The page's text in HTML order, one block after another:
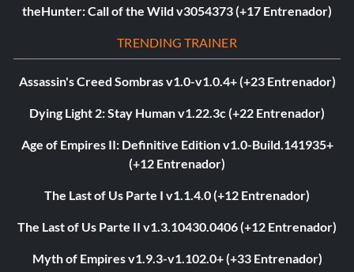
theHunter: Call of the Wild v3054373 (+17 Entrenador)
TRENDING TRAINER
Assassin's Creed Sombras v1.0-v1.0.4+ (+23 Entrenador)
Dying Light 2: Stay Human v1.22.3c (+22 Entrenador)
Age of Empires II: Definitive Edition v1.0-Build.141935+
(+12 Entrenador)
The Last of Us Parte I v1.1.4.0 (+12 Entrenador)
The Last of Us Parte II v1.3.10430.0406 (+12 Entrenador)
Myth of Empires v1.9.3-v1.102.0+ (+33 Entrenador)